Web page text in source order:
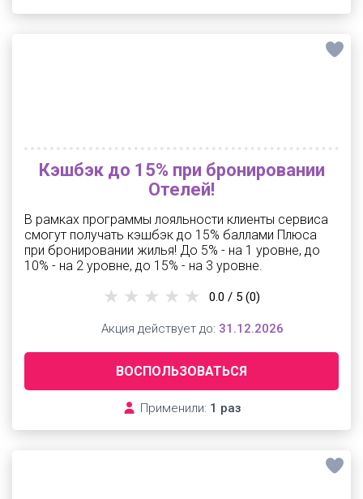
Кэшбэк до 15% при бронировании
Отелей!
В рамках программы лояльности клиенты сервиса
смогут получать кэшбэк до 15% баллами Плюса
при бронировании жилья! До 5% - на 1 уровне, до
10% - на 2 уровне, до 15% - на 3 уровне.
ВОСПОЛЬЗОВАТЬСЯ
Применили: 1 раз
0.0 / 5 (0)
Акция действует до: 31.12.2026